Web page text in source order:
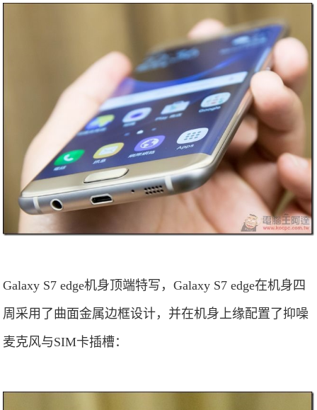
Galaxy S7 edge机身顶端特写，Galaxy S7 edge在机身四
周采用了曲面金属边框设计，并在机身上缘配置了抑噪
麦克风与SIM卡插槽：